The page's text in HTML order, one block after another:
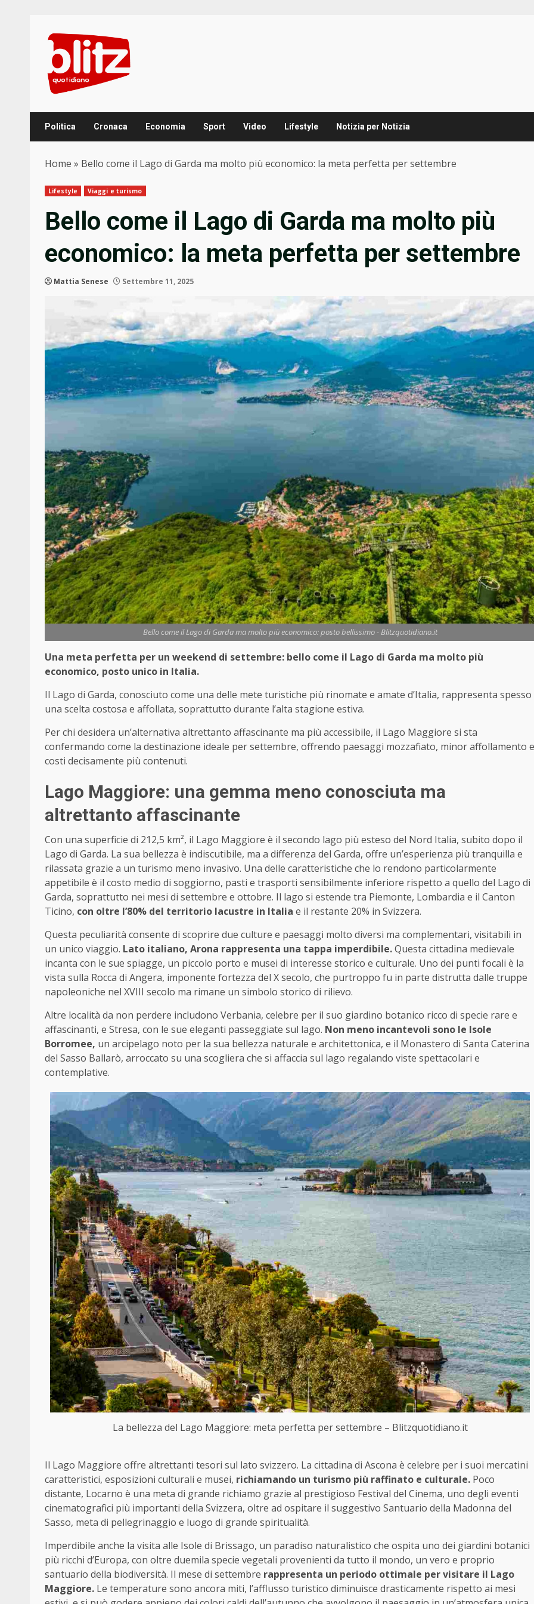
content
Politica Cronaca Economia Sport Video Lifestyle Notizia per Notizia
Home » Bello come il Lago di Garda ma molto più economico: la meta perfetta per settembre
Lifestyle Viaggi e turismo
Bello come il Lago di Garda ma molto più
economico: la meta perfetta per settembre
Mattia Senese Settembre 11, 2025
Bello come il Lago di Garda ma molto più economico: posto bellissimo - Blitzquotidiano.it
Una meta perfetta per un weekend di settembre: bello come il Lago di Garda ma molto più
economico, posto unico in Italia.
Il Lago di Garda, conosciuto come una delle mete turistiche più rinomate e amate d’Italia, rappresenta spesso
una scelta costosa e affollata, soprattutto durante l’alta stagione estiva.
Per chi desidera un’alternativa altrettanto affascinante ma più accessibile, il Lago Maggiore si sta
confermando come la destinazione ideale per settembre, offrendo paesaggi mozzafiato, minor affollamento e
costi decisamente più contenuti.
Lago Maggiore: una gemma meno conosciuta ma
altrettanto affascinante
Con una superficie di 212,5 km², il Lago Maggiore è il secondo lago più esteso del Nord Italia, subito dopo il
Lago di Garda. La sua bellezza è indiscutibile, ma a differenza del Garda, offre un’esperienza più tranquilla e
rilassata grazie a un turismo meno invasivo. Una delle caratteristiche che lo rendono particolarmente
appetibile è il costo medio di soggiorno, pasti e trasporti sensibilmente inferiore rispetto a quello del Lago di
Garda, soprattutto nei mesi di settembre e ottobre. Il lago si estende tra Piemonte, Lombardia e il Canton
Ticino, con oltre l’80% del territorio lacustre in Italia e il restante 20% in Svizzera.
Questa peculiarità consente di scoprire due culture e paesaggi molto diversi ma complementari, visitabili in
un unico viaggio. Lato italiano, Arona rappresenta una tappa imperdibile.Questa cittadina medievale
incanta con le sue spiagge, un piccolo porto e musei di interesse storico e culturale. Uno dei punti focali è la
vista sulla Rocca di Angera, imponente fortezza del X secolo, che purtroppo fu in parte distrutta dalle truppe
napoleoniche nel XVIII secolo ma rimane un simbolo storico di rilievo.
Altre località da non perdere includono Verbania, celebre per il suo giardino botanico ricco di specie rare e
affascinanti, e Stresa, con le sue eleganti passeggiate sul lago. Non meno incantevoli sono le Isole
Borromee, un arcipelago noto per la sua bellezza naturale e architettonica, e il Monastero di Santa Caterina
del Sasso Ballarò, arroccato su una scogliera che si affaccia sul lago regalando viste spettacolari e
contemplative.
La bellezza del Lago Maggiore: meta perfetta per settembre – Blitzquotidiano.it
Il Lago Maggiore offre altrettanti tesori sul lato svizzero. La cittadina di Ascona è celebre per i suoi mercatini
caratteristici, esposizioni culturali e musei, richiamando un turismo più raffinato e culturale. Poco
distante, Locarno è una meta di grande richiamo grazie al prestigioso Festival del Cinema, uno degli eventi
cinematografici più importanti della Svizzera, oltre ad ospitare il suggestivo Santuario della Madonna del
Sasso, meta di pellegrinaggio e luogo di grande spiritualità.
Imperdibile anche la visita alle Isole di Brissago, un paradiso naturalistico che ospita uno dei giardini botanici
più ricchi d’Europa, con oltre duemila specie vegetali provenienti da tutto il mondo, un vero e proprio
santuario della biodiversità. Il mese di settembre rappresenta un periodo ottimale per visitare il Lago
Maggiore. Le temperature sono ancora miti, l’afflusso turistico diminuisce drasticamente rispetto ai mesi